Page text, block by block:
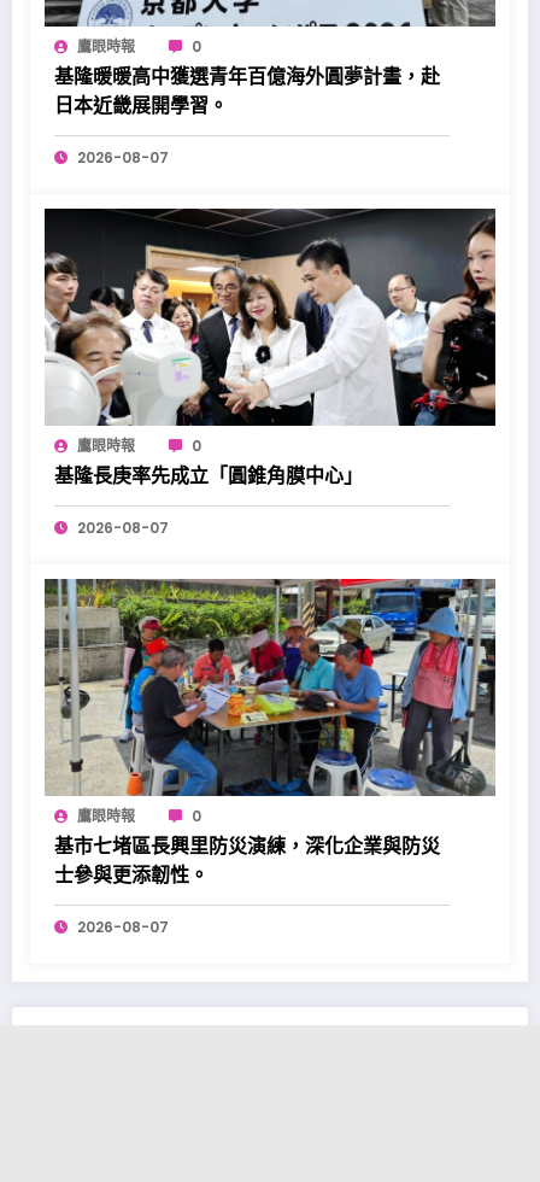
鷹眼時報 0
基隆暖暖高中獲選青年百億海外圓夢計畫，赴
日本近畿展開學習。
2026-08-07
鷹眼時報 0
基隆長庚率先成立「圓錐角膜中心」
2026-08-07
鷹眼時報 0
基市七堵區長興里防災演練，深化企業與防災
士參與更添韌性。
2026-08-07